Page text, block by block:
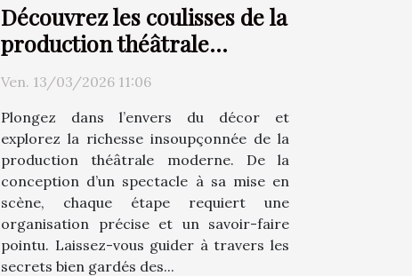
Découvrez les coulisses de la
production théâtrale
moderne
Ven. 13/03/2026 11:06
Plongez dans l’envers du décor et
explorez la richesse insoupçonnée de la
production théâtrale moderne. De la
conception d’un spectacle à sa mise en
scène, chaque étape requiert une
organisation précise et un savoir-faire
pointu. Laissez-vous guider à travers les
secrets bien gardés des...